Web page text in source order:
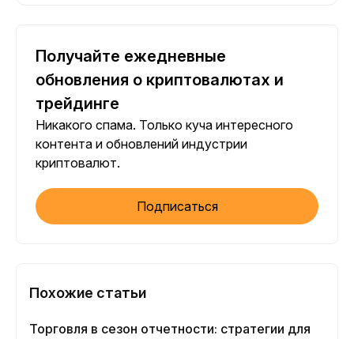
Получайте ежедневные
обновления о криптовалютах и
трейдинге
Никакого спама. Только куча интересного
контента и обновлений индустрии
криптовалют.
Подписаться
Похожие статьи
Торговля в сезон отчетности: стратегии для